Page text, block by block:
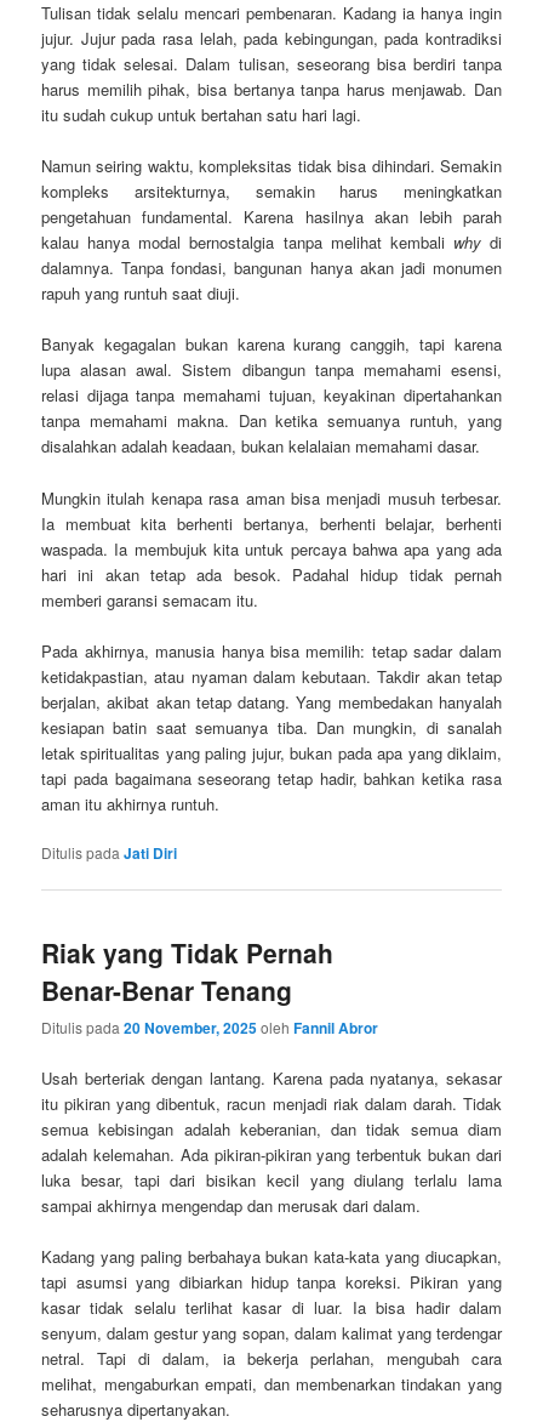
Tulisan tidak selalu mencari pembenaran. Kadang ia hanya ingin
jujur. Jujur pada rasa lelah, pada kebingungan, pada kontradiksi
yang tidak selesai. Dalam tulisan, seseorang bisa berdiri tanpa
harus memilih pihak, bisa bertanya tanpa harus menjawab. Dan
itu sudah cukup untuk bertahan satu hari lagi.
Namun seiring waktu, kompleksitas tidak bisa dihindari. Semakin
kompleks arsitekturnya, semakin harus meningkatkan
pengetahuan fundamental. Karena hasilnya akan lebih parah
kalau hanya modal bernostalgia tanpa melihat kembali whydi
dalamnya. Tanpa fondasi, bangunan hanya akan jadi monumen
rapuh yang runtuh saat diuji.
Banyak kegagalan bukan karena kurang canggih, tapi karena
lupa alasan awal. Sistem dibangun tanpa memahami esensi,
relasi dijaga tanpa memahami tujuan, keyakinan dipertahankan
tanpa memahami makna. Dan ketika semuanya runtuh, yang
disalahkan adalah keadaan, bukan kelalaian memahami dasar.
Mungkin itulah kenapa rasa aman bisa menjadi musuh terbesar.
Ia membuat kita berhenti bertanya, berhenti belajar, berhenti
waspada. Ia membujuk kita untuk percaya bahwa apa yang ada
hari ini akan tetap ada besok. Padahal hidup tidak pernah
memberi garansi semacam itu.
Pada akhirnya, manusia hanya bisa memilih: tetap sadar dalam
ketidakpastian, atau nyaman dalam kebutaan. Takdir akan tetap
berjalan, akibat akan tetap datang. Yang membedakan hanyalah
kesiapan batin saat semuanya tiba. Dan mungkin, di sanalah
letak spiritualitas yang paling jujur, bukan pada apa yang diklaim,
tapi pada bagaimana seseorang tetap hadir, bahkan ketika rasa
aman itu akhirnya runtuh.
Ditulis pada Jati Diri
Riak yang Tidak Pernah
Benar-Benar Tenang
Ditulis pada20 November, 2025olehFannil Abror
Usah berteriak dengan lantang. Karena pada nyatanya, sekasar
itu pikiran yang dibentuk, racun menjadi riak dalam darah. Tidak
semua kebisingan adalah keberanian, dan tidak semua diam
adalah kelemahan. Ada pikiran-pikiran yang terbentuk bukan dari
luka besar, tapi dari bisikan kecil yang diulang terlalu lama
sampai akhirnya mengendap dan merusak dari dalam.
Kadang yang paling berbahaya bukan kata-kata yang diucapkan,
tapi asumsi yang dibiarkan hidup tanpa koreksi. Pikiran yang
kasar tidak selalu terlihat kasar di luar. Ia bisa hadir dalam
senyum, dalam gestur yang sopan, dalam kalimat yang terdengar
netral. Tapi di dalam, ia bekerja perlahan, mengubah cara
melihat, mengaburkan empati, dan membenarkan tindakan yang
seharusnya dipertanyakan.